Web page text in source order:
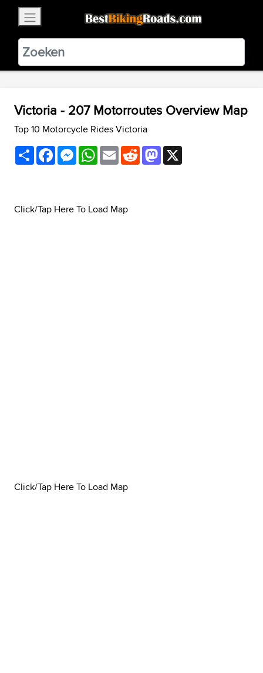
BestBikingRoads
Static Motion3.99 - In Google Play
VIEW
Victoria - 207 Motorroutes Overview Map
Top 10 Motorcycle Rides Victoria
ShareFacebookMessenger
WhatsApp
EmailRedditMastodon
Click/Tap Here To Load Map
Click/Tap Here To Load Map